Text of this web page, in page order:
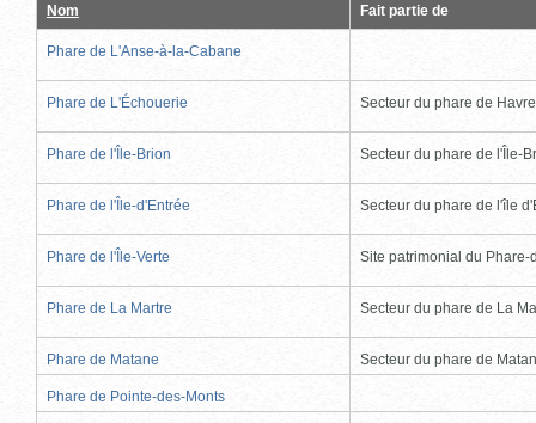
Nom Fait partie de
Phare de L'Anse-à-la-Cabane
Phare de L'Échouerie Secteur du phare de
Phare de l'Île-Brion Secteur du phare de l'Île-
Phare de l'Île-d'Entrée Secteur du phare de l'île
Phare de l'Île-Verte Site patrimonial du Phare-
Phare de La Martre Secteur du phare de La
Phare de Matane Secteur du phare de
Phare de Pointe-des-Monts